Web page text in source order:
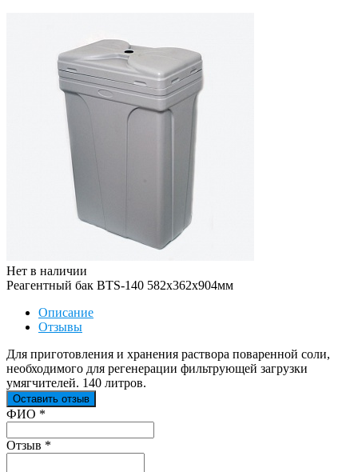
Нет в наличии
Реагентный бак BTS-140 582х362х904мм
Описание
Отзывы
Для приготовления и хранения раствора поваренной соли,
необходимого для регенерации фильтрующей загрузки
умягчителей. 140 литров.
Оставить отзыв
Ваш отзыв был отправлен!
ФИО *
Отзыв *